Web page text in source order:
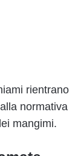
rientrano
normativa
mangimi.